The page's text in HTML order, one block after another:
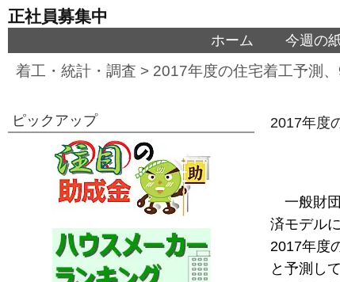
正社員募集中
ホーム 今週の
着工・統計・調査 > 2017年度の住宅着工予測
2017年度
一般財
済モデル
2017年度
と予測し
ピックアップ